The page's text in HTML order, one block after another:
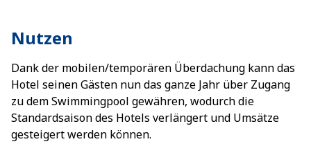
Nutzen
Dank der mobilen/temporären Überdachung kann das
Hotel seinen Gästen nun das ganze Jahr über Zugang
zu dem Swimmingpool gewähren, wodurch die
Standardsaison des Hotels verlängert und Umsätze
gesteigert werden können.